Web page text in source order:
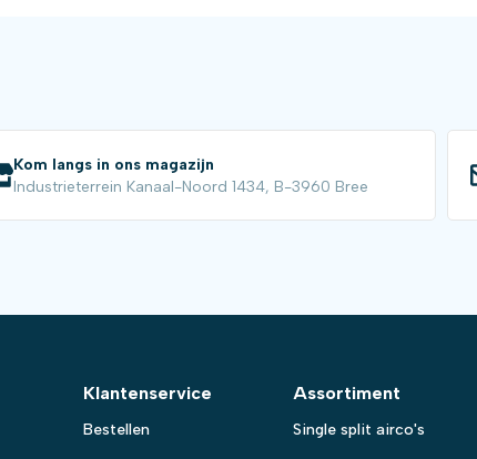
Kom langs in ons magazijn
Industrieterrein Kanaal-Noord 1434, B-3960 Bree
Klantenservice
Bestellen
Assortiment
Single split airco's